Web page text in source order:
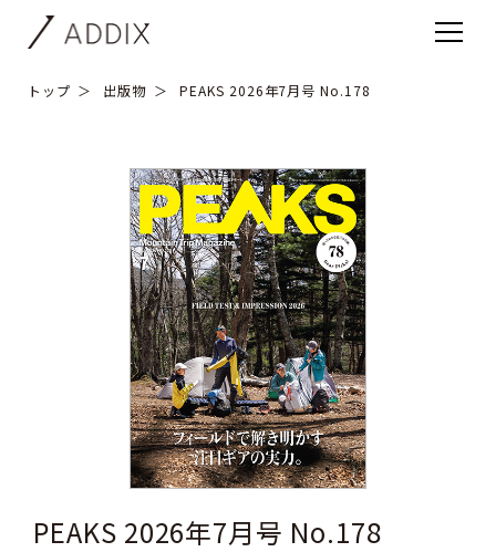
トップ 出版物 PEAKS 2026年7月号 No.178
PEAKS 2026年7月号 No.178